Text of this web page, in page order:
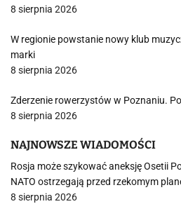
8 sierpnia 2026
W regionie powstanie nowy klub
marki
8 sierpnia 2026
Zderzenie rowerzystów w Poznaniu.
8 sierpnia 2026
NAJNOWSZE WIADOMOŚCI
Rosja może szykować aneksję Osetii
NATO ostrzegają przed rzekomym
8 sierpnia 2026